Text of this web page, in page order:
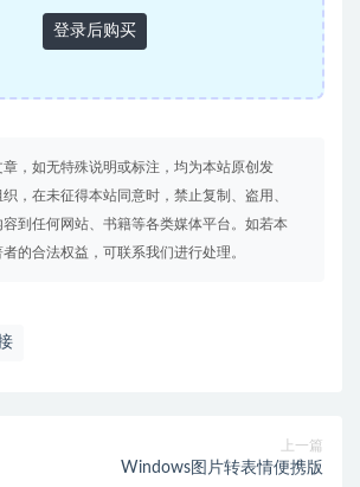
登录后购买
章，如无特殊说明或标注，均为本站原创发
，在未征得本站同意时，禁止复制、盗用、
到任何网站、书籍等各类媒体平台。如若本
的合法权益，可联系我们进行处理。
上一篇
Windows图片转表情便携版